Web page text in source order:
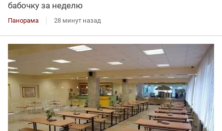
бабочку за неделю
Панорама 28 минут назад